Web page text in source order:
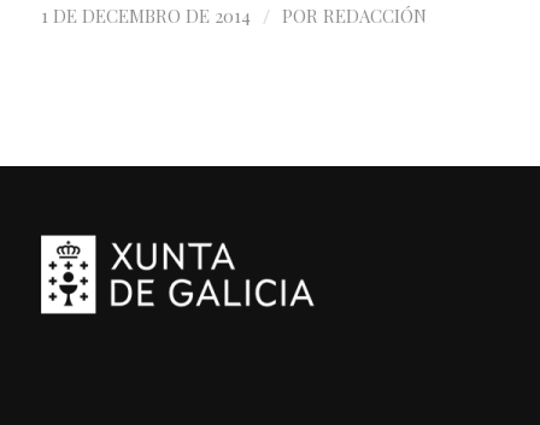
1 DE DECEMBRO DE 2014 / POR REDACCIÓN